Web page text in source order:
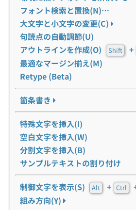
フォント検索と置換(N)…
大文字と小文字の変更(C)
句読点の自動調節(U)
アウトラインを作成(O)
Shift +
最適なマージン揃え(M)
Retype (Beta)
箇条書き
特殊文字を挿入(I)
空白文字を挿入(W)
分割文字を挿入(B)
サンプルテキストの割り付け
制御文字を表示(S) Alt + Ctrl
組み方向(Y)